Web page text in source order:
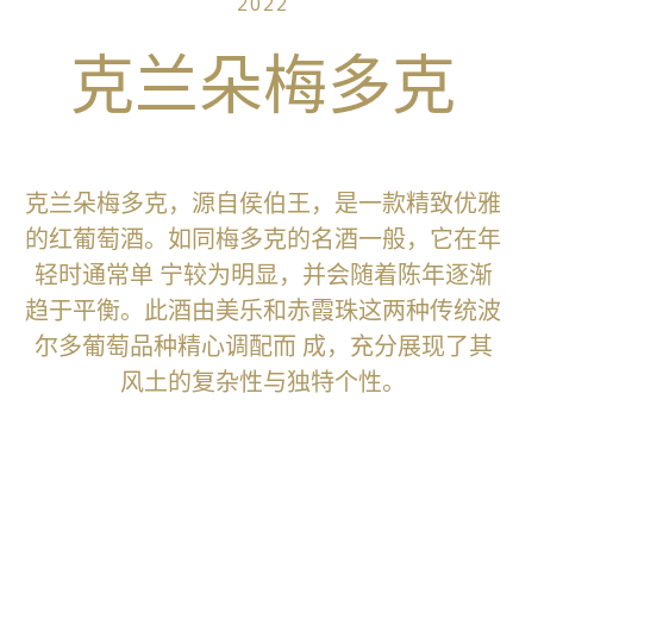
克兰朵梅多克
克兰朵梅多克，源自侯伯王，是一款精致优雅
的红葡萄酒。如同梅多克的名酒一般，它在年
轻时通常单 宁较为明显，并会随着陈年逐渐
趋于平衡。此酒由美乐和赤霞珠这两种传统波
尔多葡萄品种精心调配而 成，充分展现了其
风土的复杂性与独特个性。